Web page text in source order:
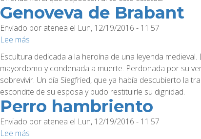
de
Asís
Genoveva de Brabant
Enviado por atenea el Lun, 12/19/2016 - 11:57
Lee más
Genoveva
de
Brabant
Escultura dedicada a la heroína de una leyenda
mayordomo y condenada a muerte. Perdonada por su
sobrevivir. Un día Siegfried, que ya había descubierto la
escondite de su esposa y pudo restituirle su dignidad.
Perro hambriento
Enviado por atenea el Lun, 12/19/2016 - 11:57
Lee más